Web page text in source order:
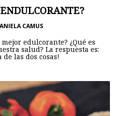
CAMUS
mejor edulcorante? ¿Qué es
salud? La respuesta es:
de las dos cosas!